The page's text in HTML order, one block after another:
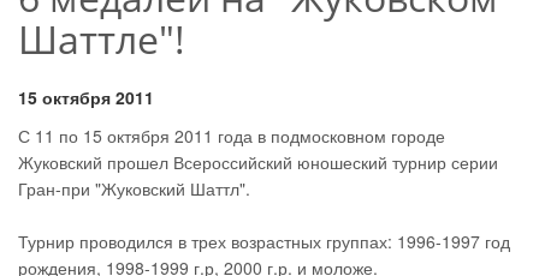
Шаттле"!
15 октября 2011
С 11 по 15 октября 2011 года в подмосковном городе
Жуковский прошел Всероссийский юношеский турнир серии
Гран-при "Жуковский Шаттл".
Турнир проводился в трех возрастных группах: 1996-1997 год
рождения, 1998-1999 г.р, 2000 г.р. и моложе.